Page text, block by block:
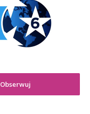
Obserwuj